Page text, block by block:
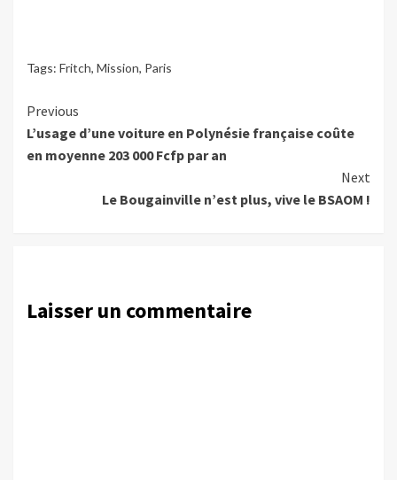
Tags: Fritch, Mission, Paris
Continue
Reading
Previous
L’usage d’une voiture en Polynésie française coûte
en moyenne 203 000 Fcfp par an
Next
Le Bougainville n’est plus, vive le BSAOM !
Laisser un commentaire